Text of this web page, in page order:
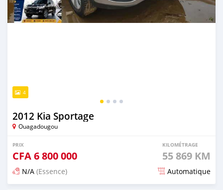
4
2012 Kia Sportage
Ouagadougou
PRIX
CFA6 800 000
KILOMÉTRAGE
55 869 KM
N/A (Essence) Automatique